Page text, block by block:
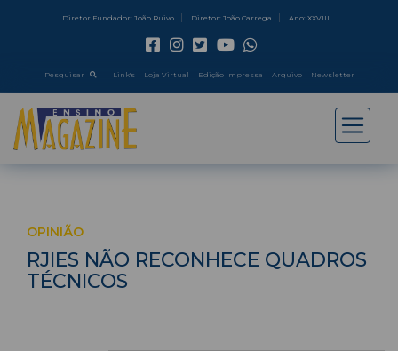
Diretor Fundador: João Ruivo Diretor: João Carrega Ano: XXVIII
Pesquisar Link's Loja Virtual Edição Impressa Arquivo Newsletter
OPINIÃO
RJIES NÃO RECONHECE QUADROS
TÉCNICOS